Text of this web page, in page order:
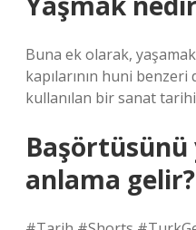
Buna ek olarak,
kapılarının huni benzeri
kullanılan bir sanat
anlama gelir?